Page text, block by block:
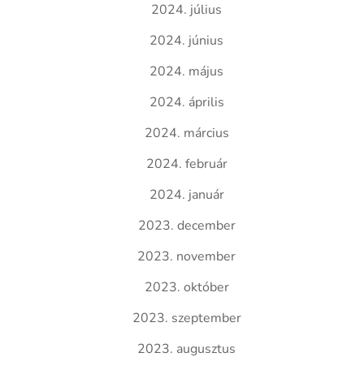
2024. július
2024. június
2024. május
2024. április
2024. március
2024. február
2024. január
2023. december
2023. november
2023. október
2023. szeptember
2023. augusztus